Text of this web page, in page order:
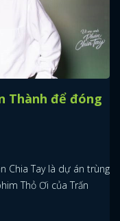
Thành để đóng
Chia Tay là dự án trùng
Thỏ Ơi của Trấn